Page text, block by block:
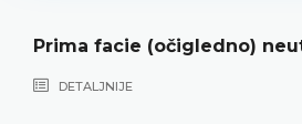
Prima facie (očigledno)
DETALJNIJE